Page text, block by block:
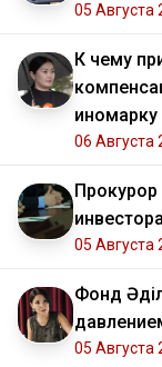
05 Августа
К чему
иномарку
06 Августа
05 Августа
Фонд
05 Августа